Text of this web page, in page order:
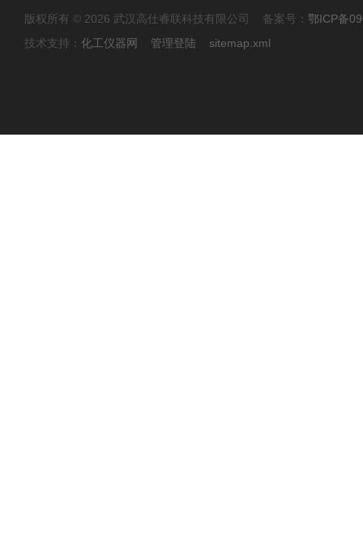
版权所有 © 2026 武汉高仕睿联科技有限公司 备案号： 鄂ICP备
技术支持： 化工仪器网 管理登陆 sitemap.xml